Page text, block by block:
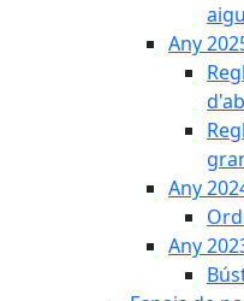
Any
Any
Any